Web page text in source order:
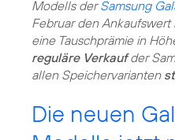
Modells derSamsung
Februar den
eine Tauschprämie in
reguläre Verkaufder
allen Speichervarianten
Die neuen